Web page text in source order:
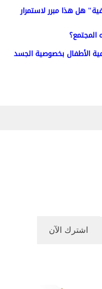
هل هذا مبرر لاستمرار
الأطفال بخصوصية الجسد